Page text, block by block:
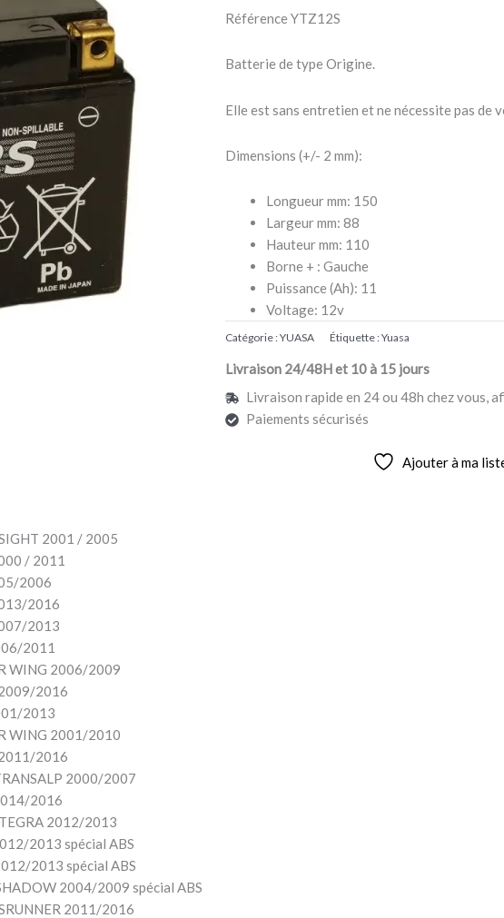
Référence YTZ12S
Batterie de type Origine.
Elle est sans entretien et ne nécessite pas de
Dimensions (+/- 2 mm):
Longueur mm: 150
Largeur mm: 88
Hauteur mm: 110
Borne + : Gauche
Puissance (Ah): 11
Voltage: 12v
Catégorie :YUASA Étiquette :Yuasa
Livraison 24/48H et 10 à 15 jours
Livraison rapide en 24 ou 48h chez vous,
Paiements sécurisés
Ajouter à ma
2001 / 2005
/ 2011
2006
2016
2013
2011
WING 2006/2009
2016
2013
WING 2001/2010
2016
2000/2007
2016
2012/2013
2013 spécial ABS
2013 spécial ABS
2004/2009 spécial ABS
2011/2016